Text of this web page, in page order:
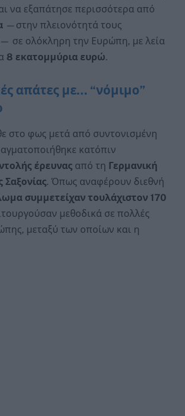
να εξαπάτησε περισσότερα από
—στην πλειονότητά τους
— σε ολόκληρη την Ευρώπη, με λεία
8 εκατομμύρια ευρώ.
απάτες με… “νόμιμο”
στο φως μετά από συντονισμένη
κατόπιν
έρευνας από τη Γερμανική
Σαξονίας. Όπως αναφέρουν διεθνή
συμμετείχαν τουλάχιστον 170
μεθοδικά σε πολλές
μεταξύ των οποίων και η